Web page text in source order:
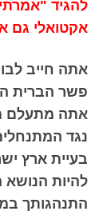
אקטואלי גם
אתה חייב
פשר הברית
אתה מתעלם
נגד
בעיית ארץ
להיות הנושא
התנהגותך